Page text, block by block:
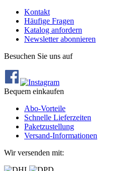
Kontakt
Häufige Fragen
Katalog anfordern
Newsletter abonnieren
Besuchen Sie uns auf
Bequem einkaufen
Abo‐Vorteile
Schnelle Lieferzeiten
Paketzustellung
Versand‐Informationen
Wir versenden mit: